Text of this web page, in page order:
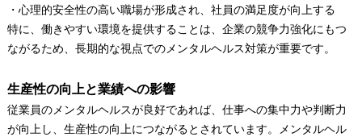
・心理的安全性の高い職場が形成され、社員の満足度が向上する
特に、働きやすい環境を提供することは、企業の競争力強化にもつ
ながるため、長期的な視点でのメンタルヘルス対策が重要です。
生産性の向上と業績への影響
従業員のメンタルヘルスが良好であれば、仕事への集中力や判断力
が向上し、生産性の向上につながるとされています。メンタルヘル